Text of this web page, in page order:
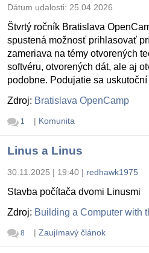
Dátum udalosti: 25.04.2026
Štvrtý ročník Bratislava
spustená možnosť prihlasovať
zameriava na témy otvorených
softvéru, otvorených dát, ale aj
podobne. Podujatie sa
Zdroj: Bratislava OpenCamp
1 | Komunita
Linus a Linus
30.11.2025 | 19:40 | redhawk1975
Stavba počítača dvomi Linusmi
Zdroj: Building a Computer with
8 | Zaujímavý článok